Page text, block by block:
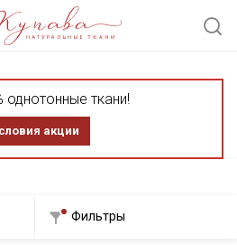
однотонные ткани!
акции
Фильтры